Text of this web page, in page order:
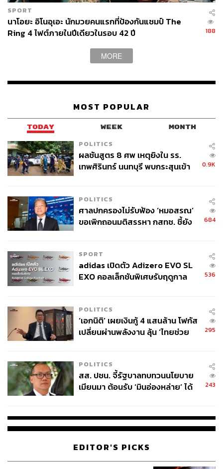
SPORT
นาโอยะ อิโนอุเอะ นักมวยคนแรกที่ป้องกันแชมป์ The
Ring 4 ไฟต์ภายในปีเดียวในรอบ 42 ปี
188
MORE
MOST POPULAR
TODAY WEEK MONTH
POLITICS
ผลชันสูตร 8 ศพ เหตุยิงใน รร.
เทพศิรินทร์ นนทบุรี พบกระสุนเข้า
0.9K
POLITICS
ศาลปกครองไม่รับฟ้อง ‘หมอสรณ’
ขอเพิกถอนมติสรรหา กสทช. ชี้ยัง
684
SPORT
adidas เปิดตัว Adizero EVO SL
EXO คอลเล็กชันพิเศษรับฤดูกาล
536
POLITICS
‘เอกนิติ’ เผยเงินกู้ 4 แสนล้าน โฟกัส
เปลี่ยนผ่านพลังงาน ลุ้น ‘ไทยช่วย
295
POLITICS
สส. ปชน. จี้รัฐบาลทบทวนนโยบาย
เมียนมา ต้อนรับ ‘มินอ่องหล่าย’ ได้
243
EDITOR'S PICKS